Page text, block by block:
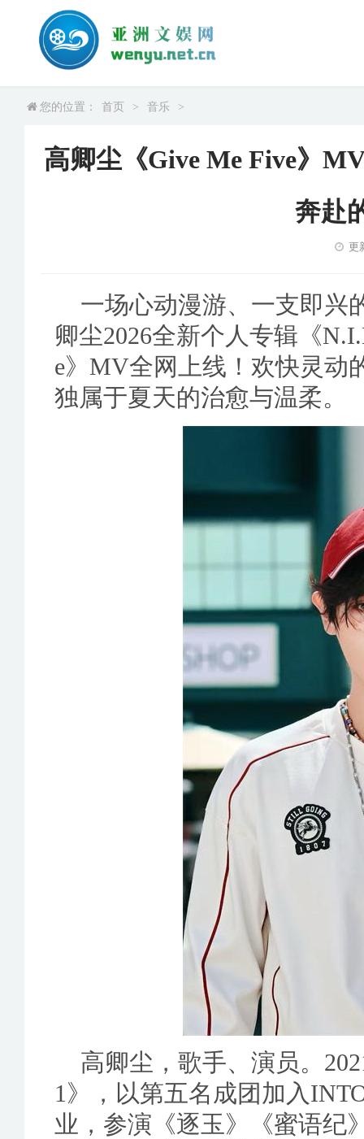
您的位置： 首页 > 音乐 >
高卿尘《Give Me Five》
奔赴
更
一场心动漫游、一支即兴
卿尘2026全新个人专辑《
e》MV全网上线！欢快灵动
独属于夏天的治愈与温柔。
高卿尘，歌手、演员。
1》，以第五名成团加入
业，参演《逐玉》《蜜语纪